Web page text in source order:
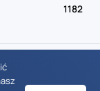
1182
2026